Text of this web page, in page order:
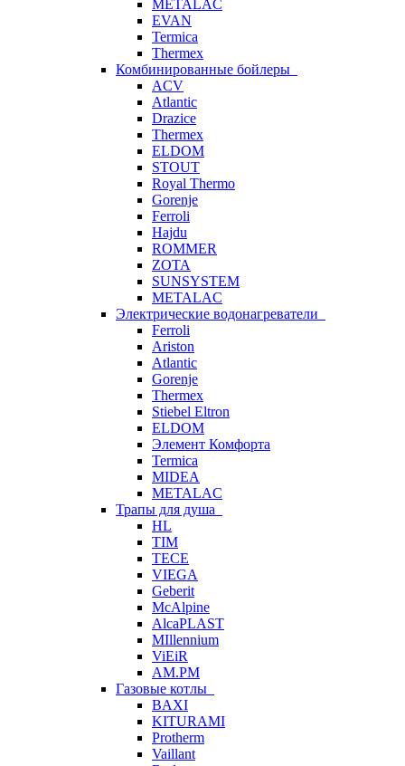
METALAC
EVAN
Termica
Thermex
Комбинированные бойлеры
ACV
Atlantic
Drazice
Thermex
ELDOM
STOUT
Royal Thermo
Gorenje
Ferroli
Hajdu
ROMMER
ZOTA
SUNSYSTEM
METALAC
Электрические водонагреватели
Ferroli
Ariston
Atlantic
Gorenje
Thermex
Stiebel Eltron
ELDOM
Элемент Комфорта
Termica
MIDEA
METALAC
Трапы для душа
HL
TIM
TECE
VIEGA
Geberit
McAlpine
AlcaPLAST
MIllennium
ViEiR
AM.PM
Газовые котлы
BAXI
KITURAMI
Protherm
Vaillant